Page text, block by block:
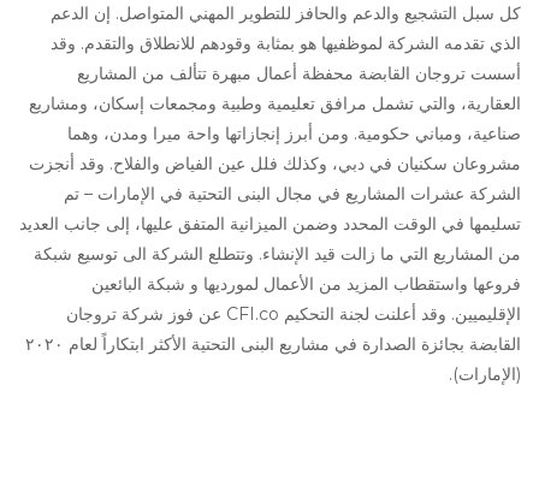
كل سبل التشجيع والدعم والحافز للتطوير المهني المتواصل. إن الدعم
الذي تقدمه الشركة لموظفيها هو بمثابة وقودهم للانطلاق والتقدم. وقد
أسست تروجان القابضة محفظة أعمال مبهرة تتألف من المشاريع
العقارية، والتي تشمل مرافق تعليمية وطبية ومجمعات إسكان، ومشاريع
صناعية، ومباني حكومية. ومن أبرز إنجازاتها واحة ميرا ومدن، وهما
مشروعان سكنيان في دبي، وكذلك فلل عين الفياض والفلاح. وقد أنجزت
الشركة عشرات المشاريع في مجال البنى التحتية في الإمارات – تم
تسليمها في الوقت المحدد وضمن الميزانية المتفق عليها، إلى جانب العديد
من المشاريع التي ما زالت قيد الإنشاء. وتتطلع الشركة الى توسيع شبكة
فروعها واستقطاب المزيد من الأعمال لمورديها و شبكة البائعين
الإقليميين. وقد أعلنت لجنة التحكيم CFI.co عن فوز شركة تروجان
القابضة بجائزة الصدارة في مشاريع البنى التحتية الأكثر ابتكاراً لعام ٢٠٢٠
(الإمارات).